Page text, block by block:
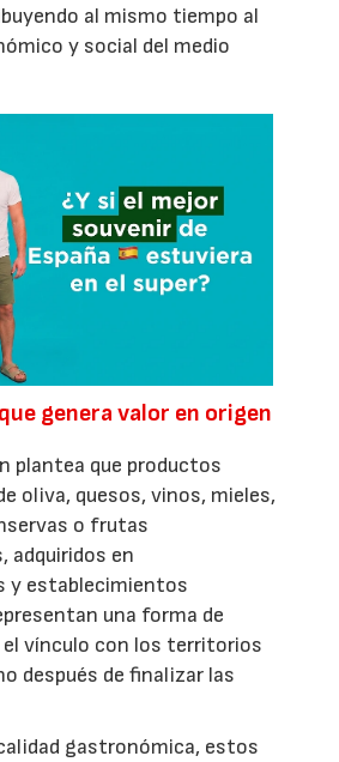
al mismo tiempo al
y social del medio
genera valor en origen
plantea que productos
oliva, quesos, vinos, mieles,
o frutas
adquiridos en
y establecimientos
una forma de
vínculo con los territorios
después de finalizar las
gastronómica, estos